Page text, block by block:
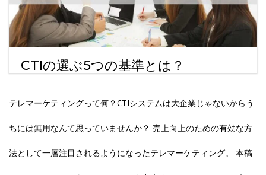
CTIの選ぶ5つの基準とは？
テレマーケティングって何？CTIシステムは大企業じゃないからう
ちには無用なんて思っていませんか？ 売上向上のための有効な方
法として一層注目されるようになったテレマーケティング。 本稿